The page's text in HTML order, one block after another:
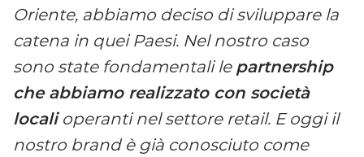
Oriente, abbiamo deciso di sviluppare la
catena in quei Paesi. Nel nostro caso
sono state fondamentali le partnership
che abbiamo realizzato con società
localioperanti nel settore retail. E oggi il
nostro brand è già conosciuto come